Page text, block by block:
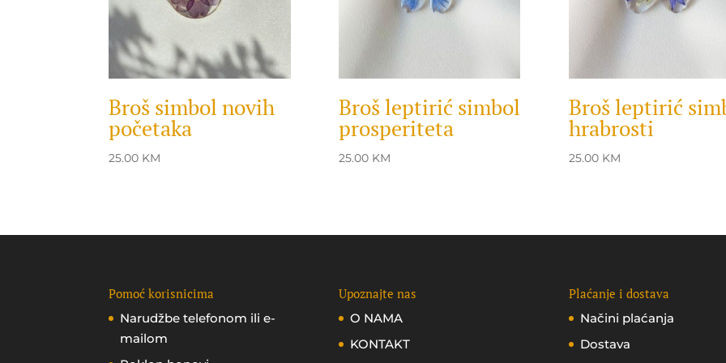
Broš simbol novih
početaka
25.00 KM
Broš leptirić simbol
prosperiteta
25.00 KM
Broš leptirić
hrabrosti
25.00 KM
Pomoć korisnicima
Narudžbe telefonom ili e-
mailom
Upoznajte nas
O NAMA
KONTAKT
Plaćanje i dostava
Načini plaćanja
Dostava